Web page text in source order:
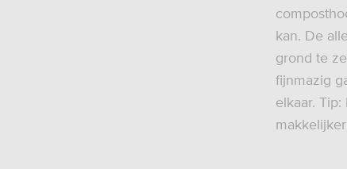
kan. De
grond te
fijnmazig
elkaar.